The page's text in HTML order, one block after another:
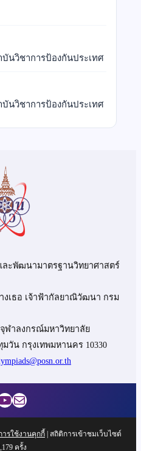
บันวิชาการป้องกันประเทศ
บันวิชาการป้องกันประเทศ
ะพัฒนามาตรฐานวิทยาศาสตร์
งเธอ เจ้าฟ้ากัลยาณิวัฒนา กรม
ฬาลงกรณ์มหาวิทยาลัย
วัน กรุงเทพมหานคร 10330
Mail
ารใช้งานคุกกี้ | สถิติการเข้าชมเว็บไซต์
ครั้ง